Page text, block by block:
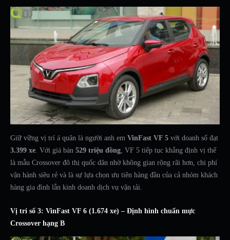
Giữ vững vị trí á quân là người anh em VinFast VF 5 với doanh số đạt
3.399 xe . Với giá bán 529 triệu đồng , VF 5 tiếp tục khẳng định vị thế
là mẫu Crossover đô thị quốc dân nhờ không gian rộng rãi hơn, chi phí
vận hành siêu rẻ và là sự lựa chọn ưu tiên hàng đầu của cả nhóm khách
hàng gia đình lẫn kinh doanh dịch vụ vận tải.
Vị trí số 3: VinFast VF 6 (1.674 xe) – Định hình chuẩn mực
Crossover hạng B